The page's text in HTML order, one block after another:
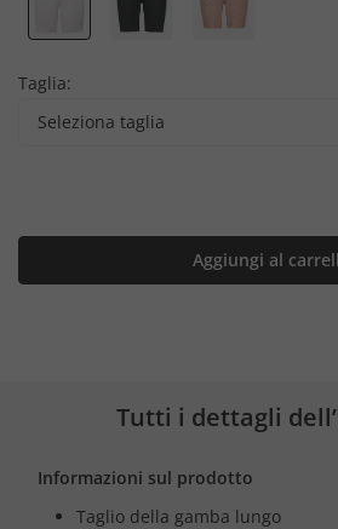
Taglia:
Seleziona taglia
Aggiungi al
Tutti i dettagli
Informazioni sul prodotto
Taglio della gamba lungo